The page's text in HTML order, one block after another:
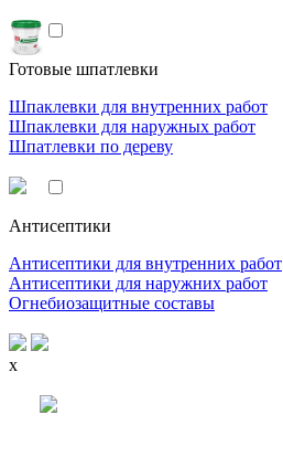
Готовые шпатлевки
Шпаклевки для внутренних работ
Шпаклевки для наружных работ
Шпатлевки по дереву
Антисептики
Антисептики для внутренних работ
Антисептики для наружних работ
Огнебиозащитные составы
x